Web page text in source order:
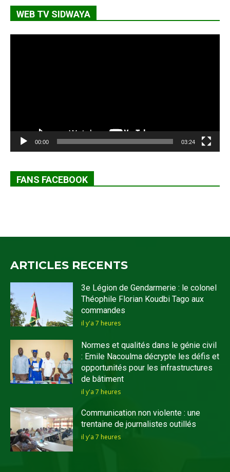
WEB TV SIDWAYA
00:00 03:24
FANS FACEBOOK
ARTICLES RECENTS
3e Légion de Gendarmerie : le colonel
Théophile Florian Koudbi Tago aux
commandes
il y'a 7 heures
Normes et qualités dans le génie civil
: Emile Nacoulma décrypte les défis et
opportunités pour les infrastructures
de bâtiment
il y'a 7 heures
Communication non violente : une
trentaine de journalistes outillés
il y'a 7 heures